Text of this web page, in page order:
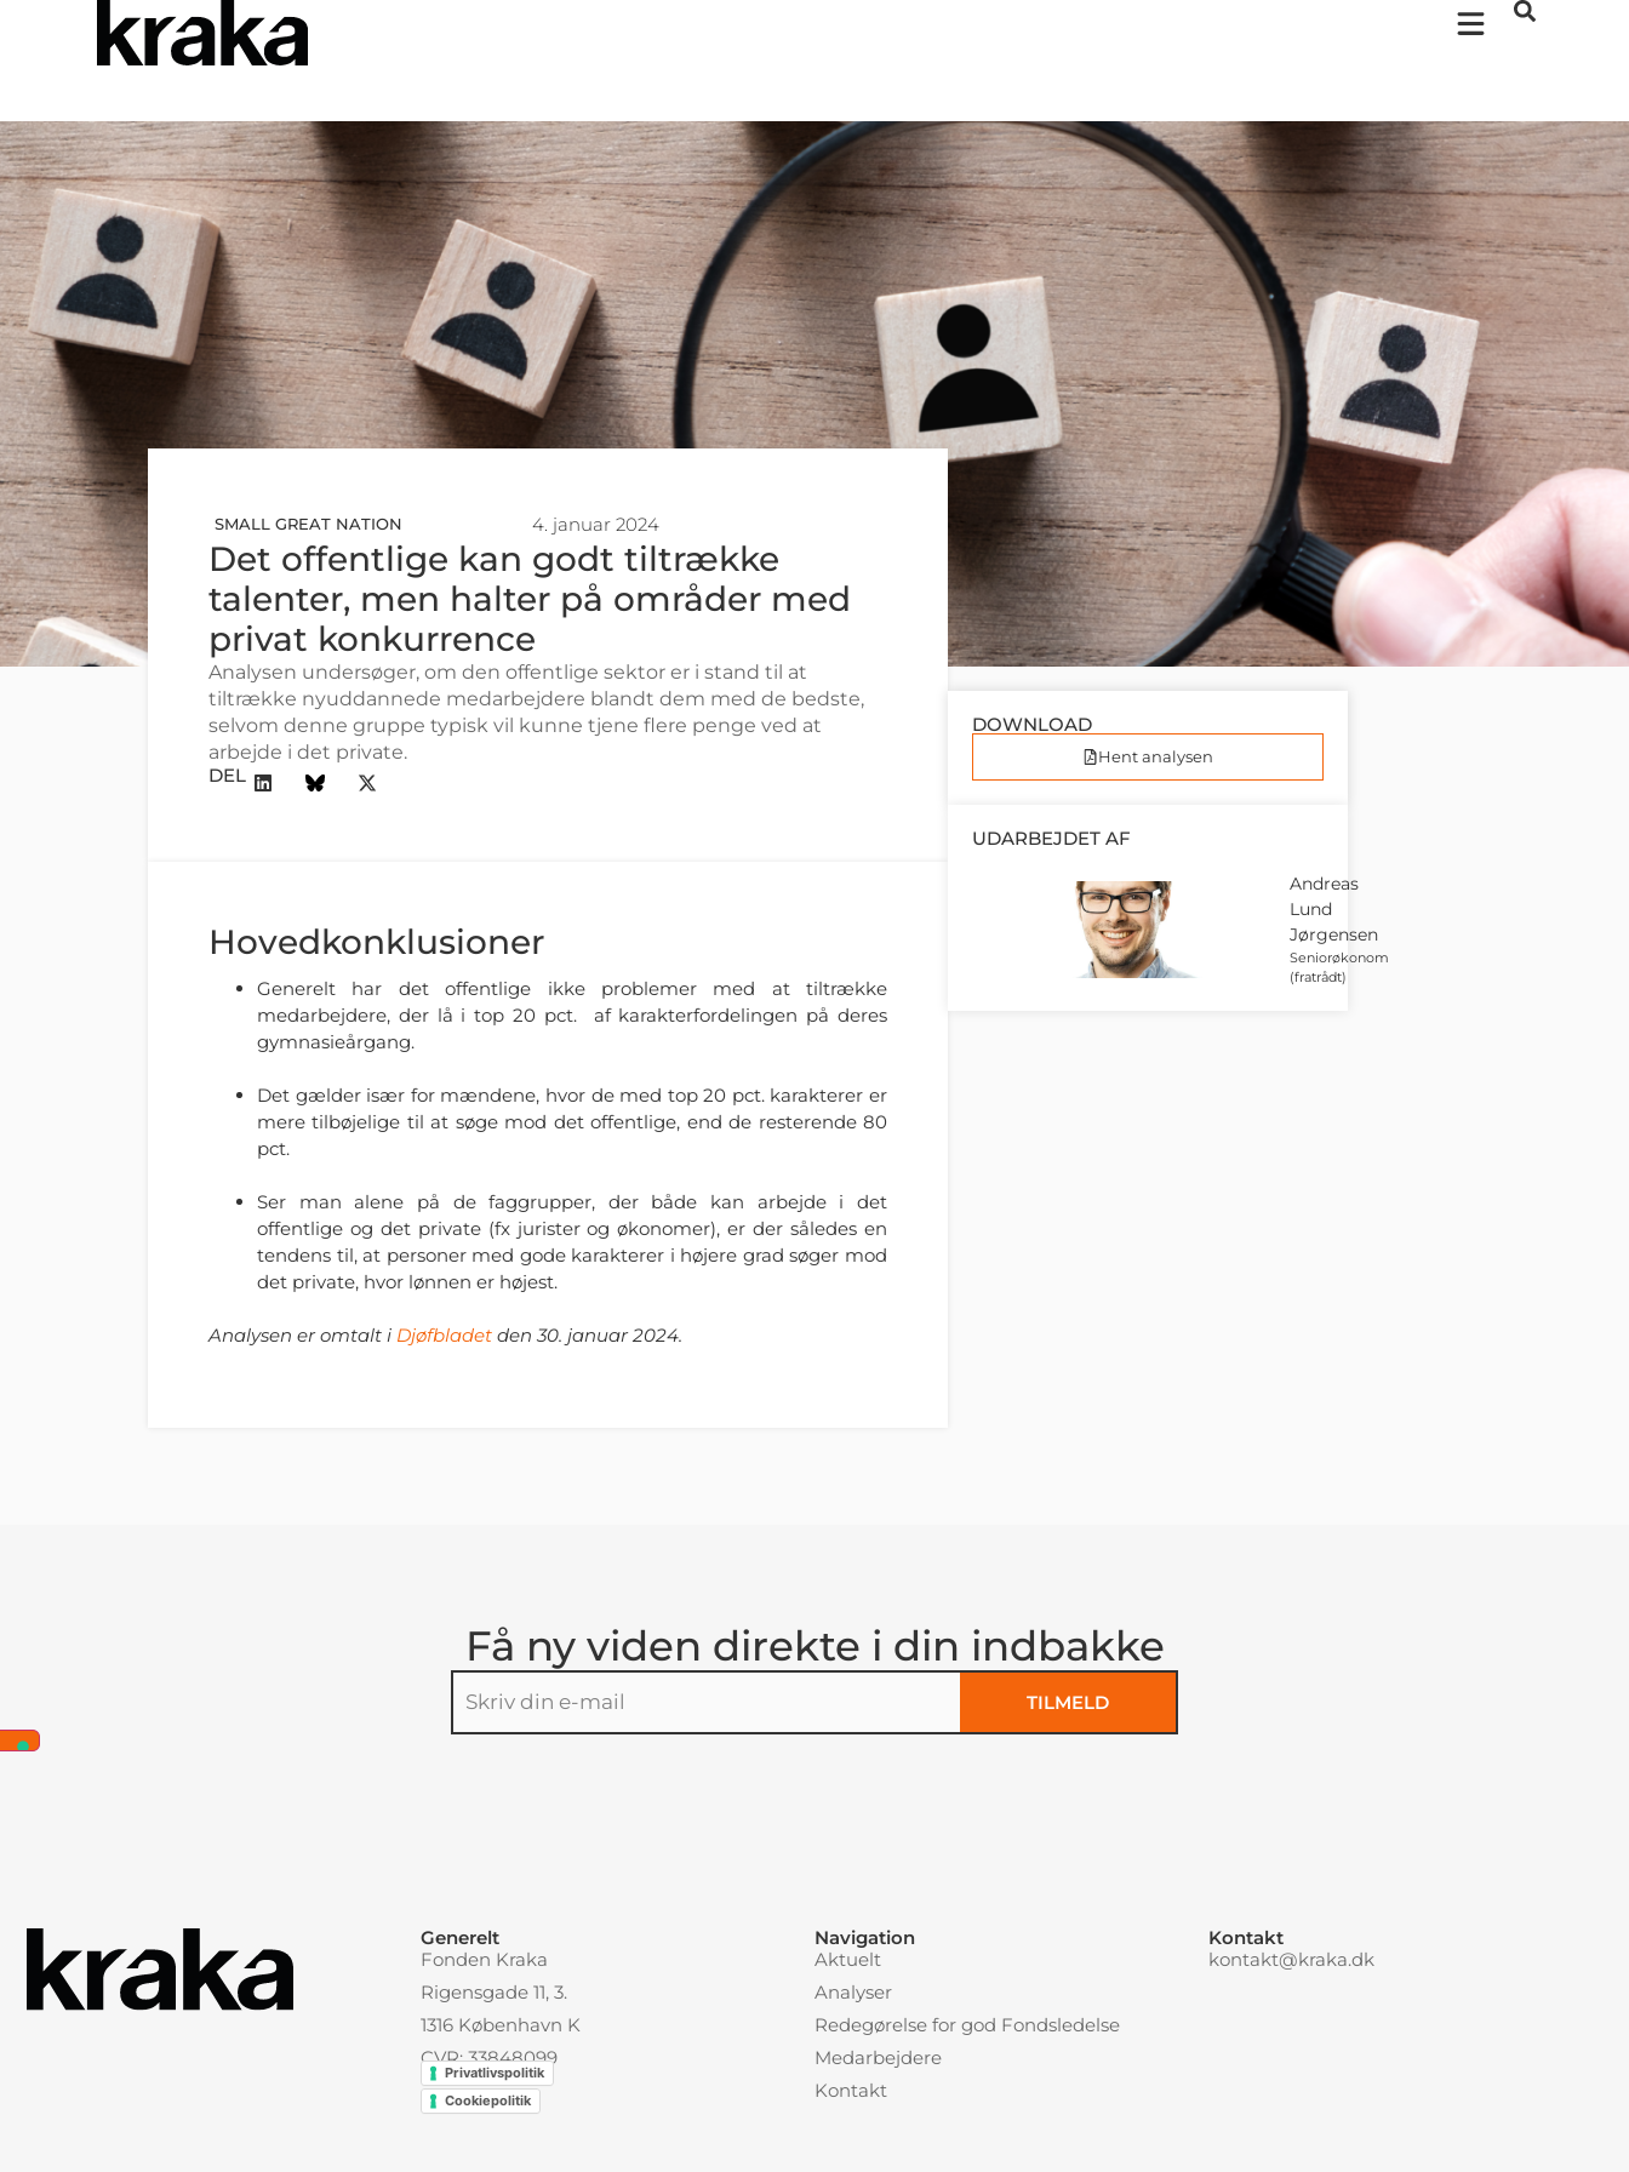
SMALL GREAT NATION 4. januar 2024
Det offentlige kan godt tiltrække
talenter, men halter på områder med
privat konkurrence
Analysen undersøger, om den offentlige sektor er i stand til at
tiltrække nyuddannede medarbejdere blandt dem med de bedste,
selvom denne gruppe typisk vil kunne tjene flere penge ved at
arbejde i det private.
DEL
Hovedkonklusioner
Generelt har det offentlige ikke problemer med at tiltrække
medarbejdere, der lå i top 20 pct. af karakterfordelingen på deres
gymnasieårgang.
Det gælder især for mændene, hvor de med top 20 pct. karakterer er
mere tilbøjelige til at søge mod det offentlige, end de resterende 80
pct.
Ser man alene på de faggrupper, der både kan arbejde i det
offentlige og det private (fx jurister og økonomer), er der således en
tendens til, at personer med gode karakterer i højere grad søger mod
det private, hvor lønnen er højest.
Analysen er omtalt i Djøfbladet den 30. januar 2024.
DOWNLOAD
Hent analysen
UDARBEJDET AF
Andreas
Lund
Jørgensen
Seniorøkonom
(fratrådt)
Få ny viden direkte i din indbakke
TILMELD
Generelt
Fonden Kraka
Rigensgade 11, 3.
1316 København K
CVR: 33848099
Privatlivspolitik
Cookiepolitik
Navigation
Aktuelt
Analyser
Redegørelse for god Fondsledelse
Medarbejdere
Kontakt
Kontakt
kontakt@kraka.dk